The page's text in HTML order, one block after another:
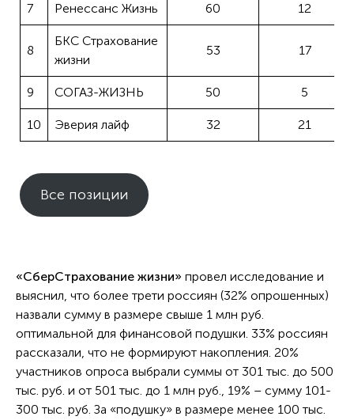
7 Ренессанс Жизнь 60 12
8
БКС Страхование
жизни
53 17
9 СОГАЗ-ЖИЗНЬ 50 5
10 Эверия лайф 32 21
Все позиции
«СберСтрахование жизни» провел исследование и
выяснил, что более трети россиян (32% опрошенных)
назвали сумму в размере свыше 1 млн руб.
оптимальной для финансовой подушки. 33% россиян
рассказали, что не формируют накопления. 20%
участников опроса выбрали суммы от 301 тыс. до 500
тыс. руб. и от 501 тыс. до 1 млн руб., 19% – сумму 101-
300 тыс. руб. За «подушку» в размере менее 100 тыс.